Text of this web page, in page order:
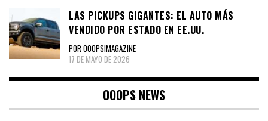
LAS PICKUPS GIGANTES: EL AUTO MÁS
VENDIDO POR ESTADO EN EE.UU.
POR OOOPS!MAGAZINE
17 DE MAYO DE 2026
OOOPS NEWS